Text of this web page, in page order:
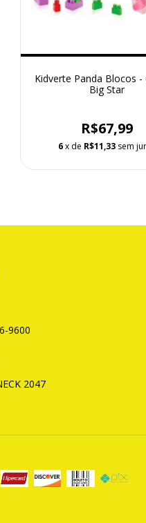
Kidverte Panda Blocos -
Big Star
R$67,99
6 x de R$11,33 sem
9600
2047